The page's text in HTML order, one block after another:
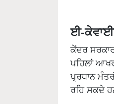
ਈ-
ਕੇਂਦਰ
ਪਹਿਲਾਂ
ਪ੍ਰਧਾਨ
ਰਹਿ ਸਕਦੇ